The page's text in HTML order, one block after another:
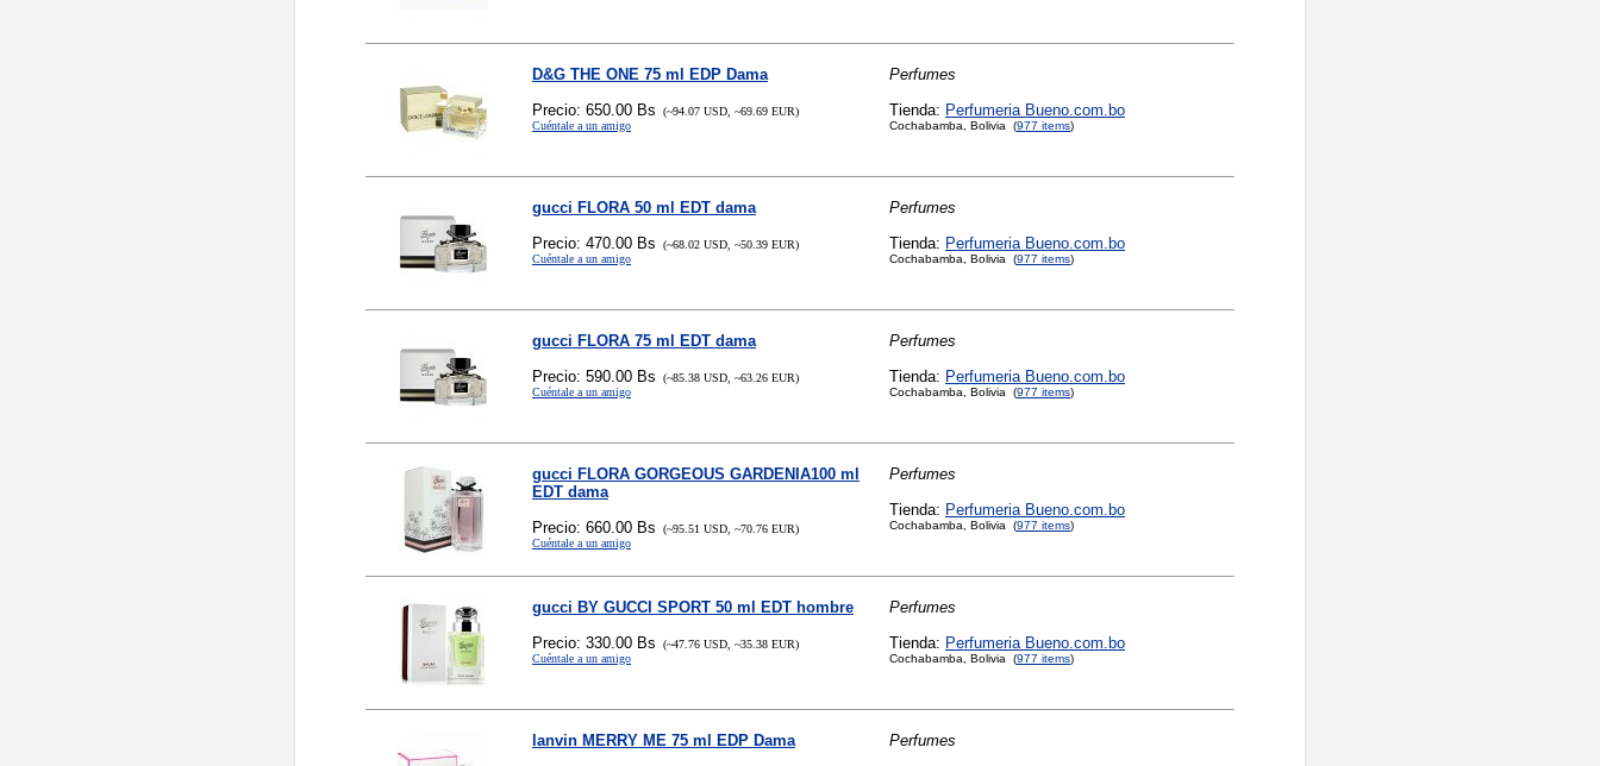
D&G THE ONE 75 ml EDP Dama
Precio: 650.00 Bs (~94.07 USD, ~69.69 EUR)
Cuéntale a un amigo
Perfumes
Tienda: Perfumeria Bueno.com.bo
Cochabamba, Bolivia (977 items)
gucci FLORA 50 ml EDT dama
Precio: 470.00 Bs (~68.02 USD, ~50.39 EUR)
Cuéntale a un amigo
Perfumes
Tienda: Perfumeria Bueno.com.bo
Cochabamba, Bolivia (977 items)
gucci FLORA 75 ml EDT dama
Precio: 590.00 Bs (~85.38 USD, ~63.26 EUR)
Cuéntale a un amigo
Perfumes
Tienda: Perfumeria Bueno.com.bo
Cochabamba, Bolivia (977 items)
gucci FLORA GORGEOUS GARDENIA100 ml
EDT dama
Precio: 660.00 Bs (~95.51 USD, ~70.76 EUR)
Cuéntale a un amigo
Perfumes
Tienda: Perfumeria Bueno.com.bo
Cochabamba, Bolivia (977 items)
gucci BY GUCCI SPORT 50 ml EDT hombre
Precio: 330.00 Bs (~47.76 USD, ~35.38 EUR)
Cuéntale a un amigo
Perfumes
Tienda: Perfumeria Bueno.com.bo
Cochabamba, Bolivia (977 items)
lanvin MERRY ME 75 ml EDP Dama
Perfumes